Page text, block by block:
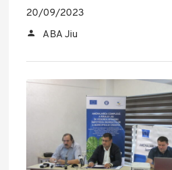
20/09/2023
ABA Jiu